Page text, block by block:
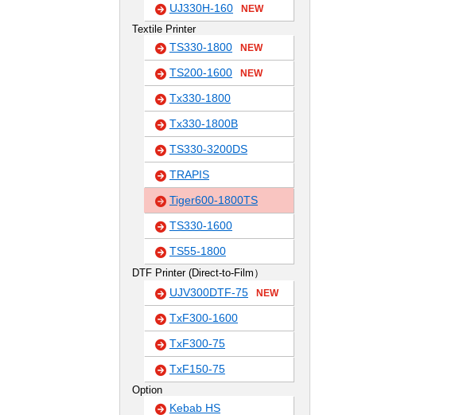
UJ330H-160 NEW
Textile Printer
TS330-1800 NEW
TS200-1600 NEW
Tx330-1800
Tx330-1800B
TS330-3200DS
TRAPIS
Tiger600-1800TS
TS330-1600
TS55-1800
DTF Printer (Direct-to-Film）
UJV300DTF-75 NEW
TxF300-1600
TxF300-75
TxF150-75
Option
Kebab HS